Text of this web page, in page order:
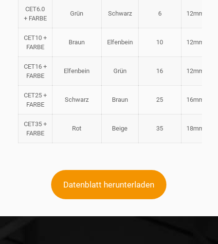
CET6.0
+ FARBE
Grün Schwarz 6 12mm
CET10 +
FARBE
Braun Elfenbein 10 12mm
CET16 +
FARBE
Elfenbein Grün 16 12mm
CET25 +
FARBE
Schwarz Braun 25 16mm
CET35 +
FARBE
Rot Beige 35 18mm
Datenblatt herunterladen